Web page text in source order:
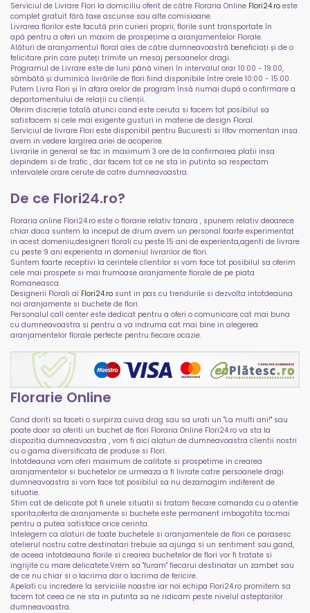
Serviciul de Livrare Flori la domiciliu oferit de către Floraria Online Flori24.ro este
complet gratuit fără taxe ascunse sau alte comisioane.
Livrarea florilor este facută prin curieri proprii, florile sunt transportate în
apă pentru a oferi un maxim de prospețime a aranjamentelor Florale.
Alături de aranjamentul floral ales de către dumneavoastră beneficiați și de o
felicitare prin care puteți trimite un mesaj persoanelor dragi.
Programul de Livrare este de luni până vineri în intervalul orar 10:00 - 19:00,
sâmbătă și duminică livrările de flori fiind disponibile între orele 10:00 - 15:00.
Putem Livra Flori și în afara orelor de program însă numai după o confirmare a
departamentului de relații cu clienții.
Oferim discreție totală atunci cand este ceruta si facem tot posibilul sa
satisfacem si cele mai exigente gusturi in materie de design Floral.
Serviciul de livrare Flori este disponibil pentru Bucuresti si Ilfov momentan insa
avem in vedere largirea ariei de acoperire.
Livrarile in general se fac in maximum 3 ore de la confirmarea platii insa
depindem si de trafic , dar facem tot ce ne sta in putinta sa respectam
intervalele orare cerute de catre dumneavoastra.
De ce Flori24.ro?
Floraria online Flori24.ro este o florarie relativ tanara , spunem relativ deoarece
chiar daca suntem la inceput de drum avem un personal foarte experimentat
in acest domeniu,designeri florali cu peste 15 ani de experienta,agenti de livrare
cu peste 9 ani experienta in domeniul livrarilor de flori.
Suntem foarte receptivi la cerintele clientilor si vom face tot posibilul sa oferim
cele mai prospete si mai frumoase aranjamente florale de pe piata
Romaneasca.
Designerii Florali ai Flori24.ro sunt in pas cu trendurile si dezvolta intotdeauna
noi aranjamente si buchete de flori.
Personalul call center este dedicat pentru a oferi o comunicare cat mai buna
cu dumneavoastra si pentru a va indruma cat mai bine in alegerea
aranjamentelor florale perfecte pentru fiecare ocazie.
Florarie Online
Cand doriti sa faceti o surpirza cuiva drag sau sa urati un "La multi ani!" sau
poate doar sa oferiti un buchet de flori Floraria Online Flori24.ro va sta la
dispozitia dumneavoastra , vom fi aici alaturi de dumneavoastra clientii nostri
cu o gama diversificata de produse si Flori.
Intotdeauna vom oferi maximum de calitate si prospetime in crearea
aranjamentelor si buchetelor ce urmeaza a fi livrate catre persoanele dragi
dumneavoastra si vom face tot posibilul sa nu dezamagim indiferent de
situatie.
Stim cat de delicate pot fi unele situatii si tratam fiecare comanda cu o atentie
sporita,oferta de aranjamente si buchete este permanent imbogatita tocmai
pentru a putea satisface orice cerinta.
Intelegem ca alaturi de toate buchetele si aranjamentele de flori ce parasesc
atelierul nostru catre destinatari trebuie sa ajunga si un sentiment sau gand,
de aceea intotdeauna florile si crearea buchetelor de flori vor fi tratate si
ingrijite cu mare delicatete.Vrem sa "furam" fiecarui destinatar un zambet sau
de ce nu chiar si o lacrima dar o lacrima de fericire.
Apelati cu incredere la serviciile noastre iar noi echipa Flori24.ro promitem sa
facem tot ceea ce ne sta in putinta sa ne ridicam peste nivelul asteptarilor
dumneavoastra.